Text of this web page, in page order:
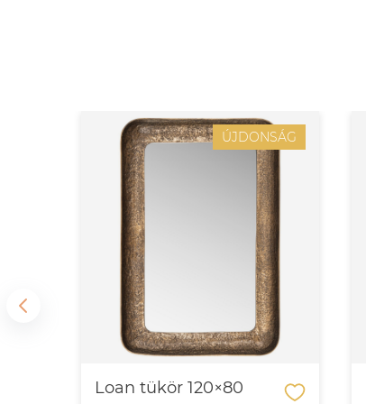
ÚJDONSÁG
Loan tükör 120×80